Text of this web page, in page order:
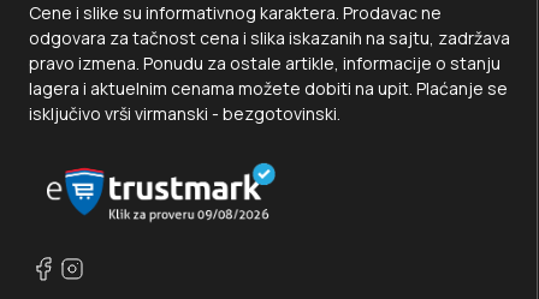
Cene i slike su informativnog karaktera. Prodavac ne
odgovara za tačnost cena i slika iskazanih na sajtu, zadržava
pravo izmena. Ponudu za ostale artikle, informacije o stanju
lagera i aktuelnim cenama možete dobiti na upit. Plaćanje se
isključivo vrši virmanski - bezgotovinski.